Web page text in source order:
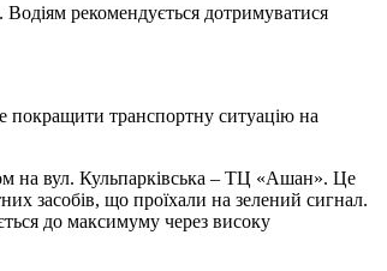
рекомендується дотримуватися
покращити транспортну ситуацію на
на вул. Кульпарківська – ТЦ «Ашан». Це
засобів, що проїхали на зелений сигнал.
до максимуму через високу